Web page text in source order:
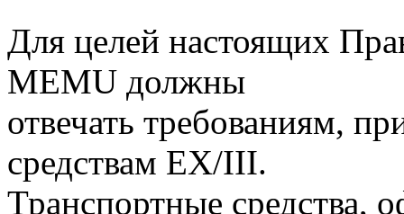
Для целей настоящих
MEMU должны
отвечать требованиям,
средствам EX/III.
Транспортные средства,